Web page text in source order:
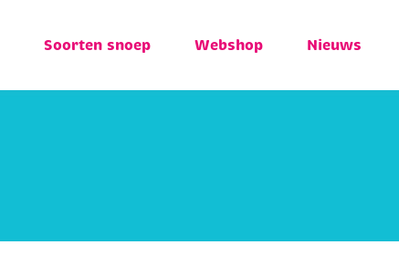
Soorten snoep Webshop Nieuws